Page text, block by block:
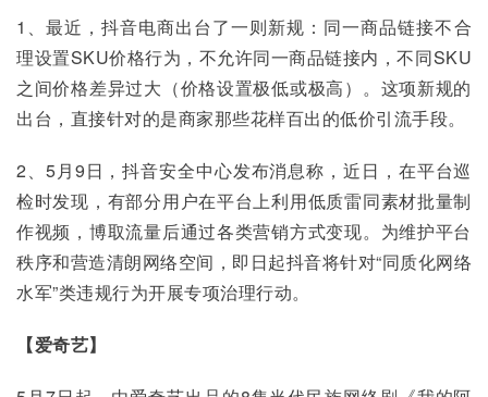
1、最近，抖音电商出台了一则新规：同一商品链接不合
理设置SKU价格行为，不允许同一商品链接内，不同SKU
之间价格差异过大（价格设置极低或极高）。这项新规的
出台，直接针对的是商家那些花样百出的低价引流手段。
2、5月9日，抖音安全中心发布消息称，近日，在平台巡
检时发现，有部分用户在平台上利用低质雷同素材批量制
作视频，博取流量后通过各类营销方式变现。为维护平台
秩序和营造清朗网络空间，即日起抖音将针对“同质化网络
水军”类违规行为开展专项治理行动。
【爱奇艺】